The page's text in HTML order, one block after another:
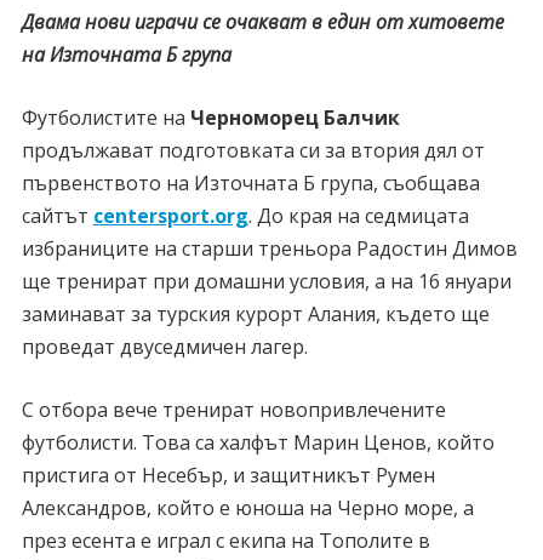
Двама нови играчи се очакват в един от хитовете
на Източната Б група
Футболистите на Черноморец Балчик
продължават подготовката си за втория дял от
първенството на Източната Б група, съобщава
сайтът centersport.org. До края на седмицата
избраниците на старши треньора Радостин Димов
ще тренират при домашни условия, а на 16 януари
заминават за турския курорт Алания, където ще
проведат двуседмичен лагер.
C отбора вече тренират новопривлечените
футболисти. Това са халфът Марин Ценов, който
пристига от Несебър, и защитникът Румен
Александров, който е юноша на Черно море, а
през есента е играл с екипа на Тополите в